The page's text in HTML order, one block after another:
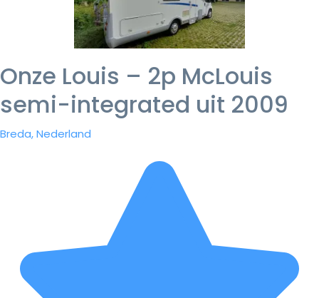
Onze Louis – 2p McLouis
semi-integrated uit 2009
Breda, Nederland